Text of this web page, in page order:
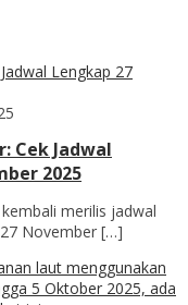
Cek Jadwal
2025
merilis jadwal
November […]